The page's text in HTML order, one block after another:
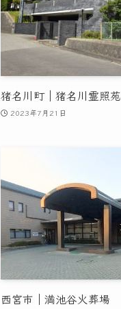
猪名川町｜猪名川霊照苑
2023年7月21日
西宮市｜満池谷火葬場